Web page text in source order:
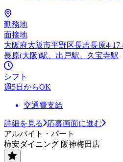
勤務地
面接地
大阪府大阪市平野区長吉長原4-
長原(大阪)駅、出戸駅、久宝寺駅
シフト
週5日からOK
交通費支給
詳細を見る
応募画面に進む
アルバイト・パート
柿安ダイニング 阪神梅田店